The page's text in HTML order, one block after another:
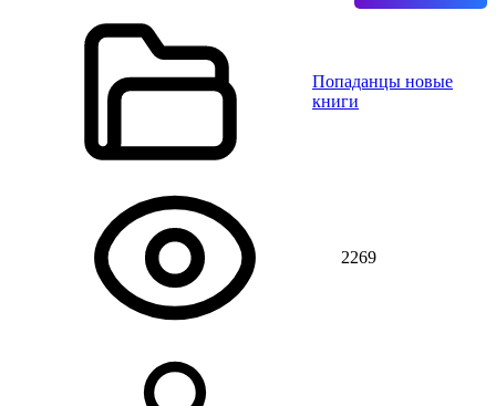
Попаданцы новые
книги
2269